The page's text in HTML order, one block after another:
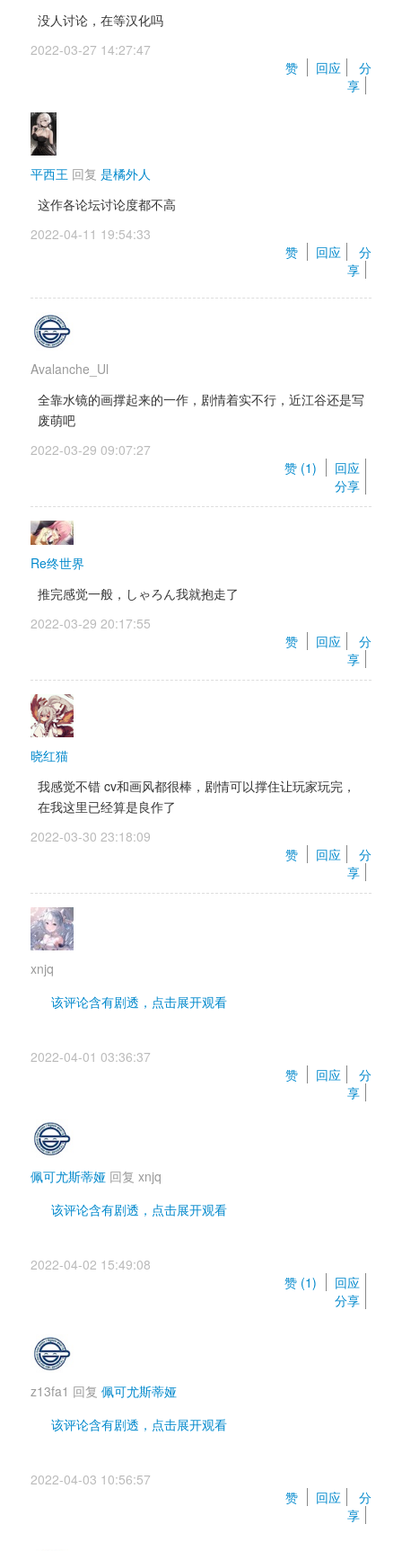
没人讨论，在等汉化吗
2022-03-27 14:27:47
赞
回应
分
享
平西王 回复 是橘外人
这作各论坛讨论度都不高
2022-04-11 19:54:33
赞
回应
分
享
Avalanche_Ul
全靠水镜的画撑起来的一作，剧情着实不行，近江谷还是写
废萌吧
2022-03-29 09:07:27
赞 (1)
回应
分享
Re终世界
推完感觉一般，しゃろん我就抱走了
2022-03-29 20:17:55
赞
回应
分
享
晓红猫
我感觉不错 cv和画风都很棒，剧情可以撑住让玩家玩完，
在我这里已经算是良作了
2022-03-30 23:18:09
赞
回应
分
享
xnjq
该评论含有剧透，点击展开观看
凭什么粉毛最后要背负男主的一切来拯救世界啊..
2022-04-01 03:36:37
赞
回应
分
享
佩可尤斯蒂娅 回复 xnjq
该评论含有剧透，点击展开观看
2022-04-02 15:49:08
赞 (1)
回应
分享
z13fa1 回复 佩可尤斯蒂娅
该评论含有剧透，点击展开观看
2022-04-03 10:56:57
赞
回应
分
享